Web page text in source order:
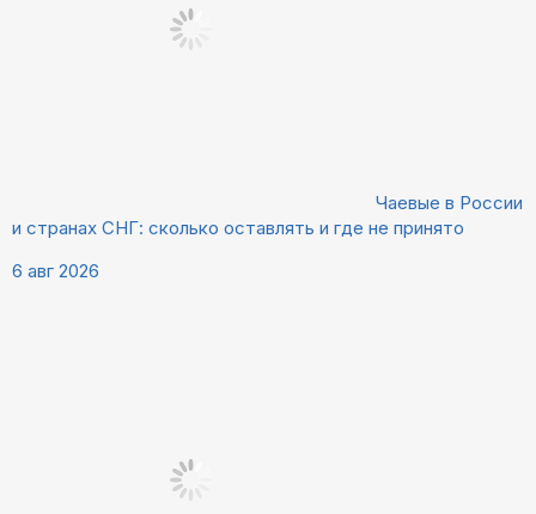
Чаевые в России
и странах СНГ: сколько оставлять и где не принято
6 авг 2026